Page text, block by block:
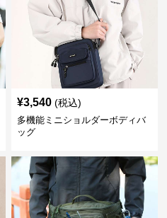
¥3,540 (税込)
多機能ミニショルダーボディバ
ッグ